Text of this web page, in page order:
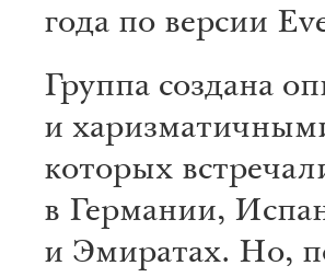
года по версии
Группа создана
и
которых
в Германии,
и Эмиратах. Но,